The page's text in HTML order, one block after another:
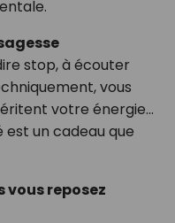
stop, à écouter
vous
votre énergie…
un cadeau que
vous reposez